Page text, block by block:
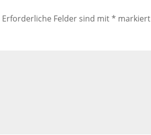
Erforderliche Felder sind mit* markiert